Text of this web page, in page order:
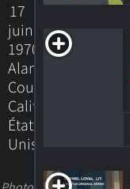
17
juin
1970
Alameda
County,
California,
États-
Unis